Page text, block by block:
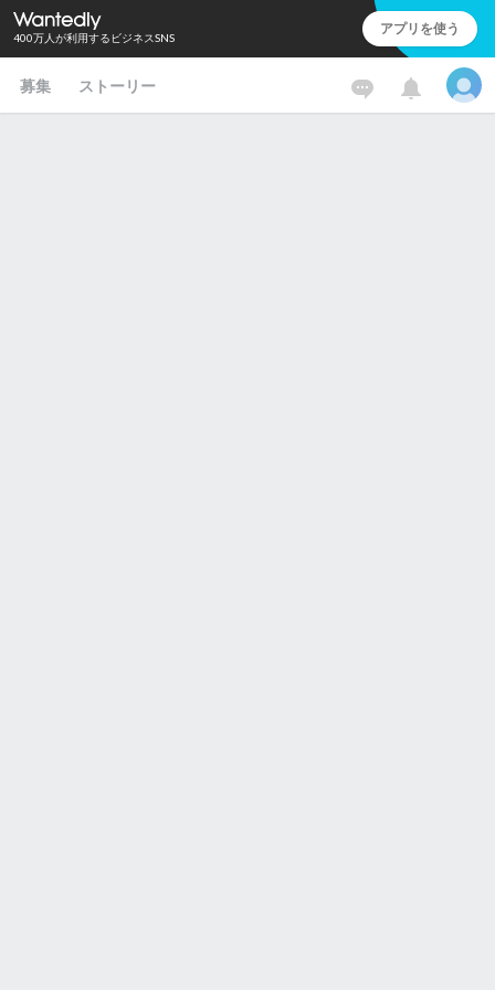
400万人が利用するビジネスSNS アプリを使う
募集 ストーリー